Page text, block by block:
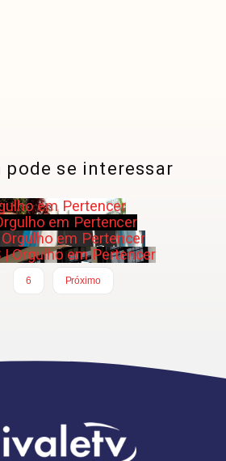
pode se interessar
em Pertencer
em Pertencer
em Pertencer
| Orgulho em Pertencer
6
Próximo